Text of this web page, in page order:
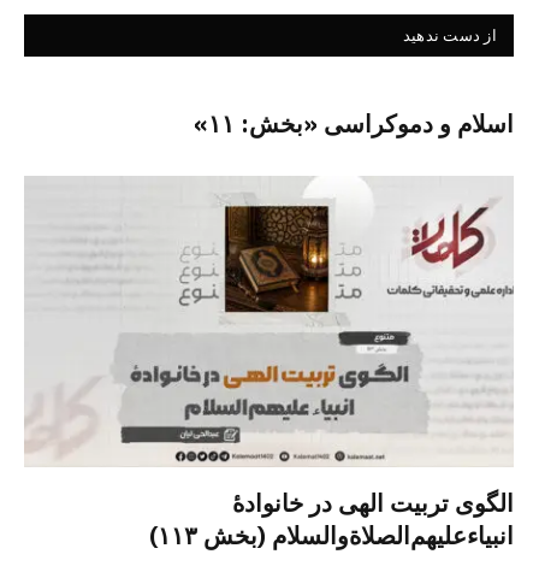
از دست ندهید
اسلام و دموکراسی «بخش: ۱۱»
الگوی تربیت الهی در خانوادۀ
انبیاءعلیهم‌الصلاةو‌السلام (بخش ۱۱۳)